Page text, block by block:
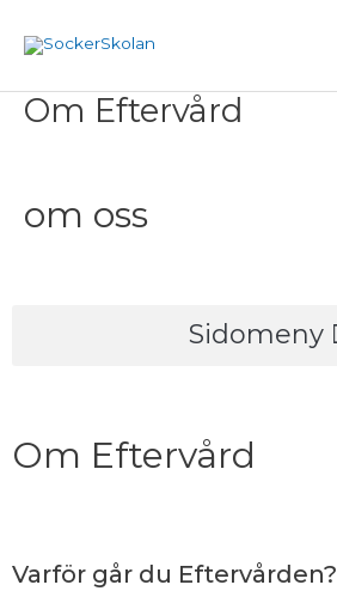
Om Eftervård
om oss
Sidomeny
M
Om Eftervård
Varför går du Eftervården?